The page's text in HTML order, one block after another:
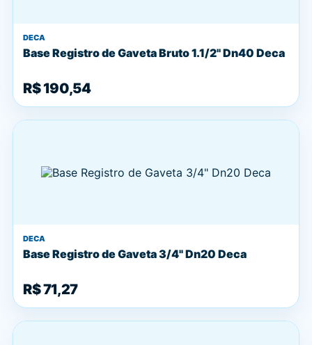
DECA
Base Registro de Gaveta Bruto 1.1/2'' Dn40 Deca
R$ 190,54
DECA
Base Registro de Gaveta 3/4" Dn20 Deca
R$ 71,27